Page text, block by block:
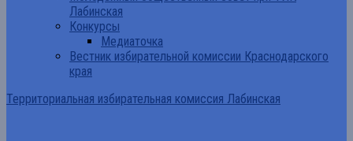
Лабинская
Конкурсы
Медиаточка
Вестник избирательной комиссии Краснодарского
края
Территориальная избирательная комиссия Лабинская